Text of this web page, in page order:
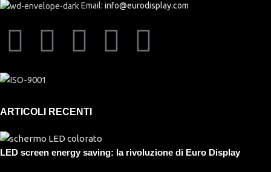
Email: info@eurodisplay.com
ARTICOLI RECENTI
LED screen energy saving: la rivoluzione di Euro Display